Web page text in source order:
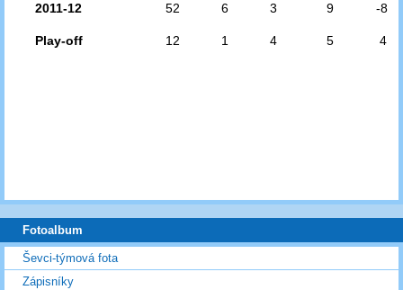
2011-12 52 6 3 9 -8
Play-off 12 1 4 5 4
Fotoalbum
Ševci-týmová fota
Zápisníky